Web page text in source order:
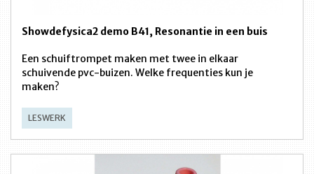
Showdefysica2 demo B41, Resonantie in een buis
Een schuiftrompet maken met twee in elkaar
schuivende pvc-buizen. Welke frequenties kun je
maken?
LESWERK